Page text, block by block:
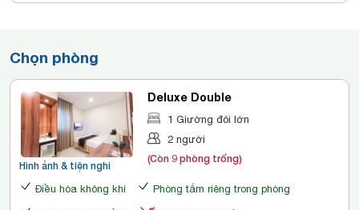
Chọn phòng
Hình ảnh & tiện nghi
Deluxe Double
1 Giường đôi lớn
2 người
(Còn 9 phòng trống)
Điều hòa không khí Phòng tắm riêng trong phòng